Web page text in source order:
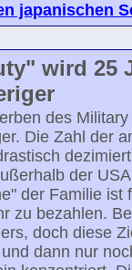
japanischen
wird 25
des
Die Zahl der
der
der Familie ist
zu bezahlen.
doch diese
dann nur